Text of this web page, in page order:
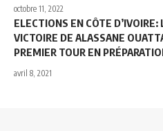
octobre 11, 2022
ELECTIONS EN CÔTE D’IVOIRE:
VICTOIRE DE ALASSANE
PREMIER TOUR EN
avril 8, 2021